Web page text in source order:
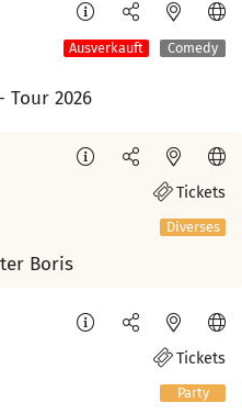
- Tour 2026
Ausverkauft Comedy
Boris
Tickets
Diverses
Tickets
Party